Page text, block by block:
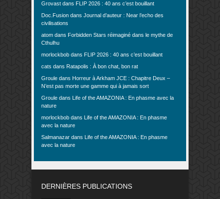
Grovast dans FLIP 2026 : 40 ans c’est bouillant
Doc.Fusion dans Journal d’auteur : Near l’echo des
civilisations
atom dans Forbidden Stars réimaginé dans le mythe de
Cthulhu
morlockbob dans FLIP 2026 : 40 ans c’est bouillant
cats dans Ratapolis : À bon chat, bon rat
Groule dans Horreur à Arkham JCE : Chapitre Deux –
N’est pas morte une gamme qui à jamais sort
Groule dans Life of the AMAZONIA : En phasme avec la
nature
morlockbob dans Life of the AMAZONIA : En phasme
avec la nature
Salmanazar dans Life of the AMAZONIA : En phasme
avec la nature
DERNIÈRES PUBLICATIONS